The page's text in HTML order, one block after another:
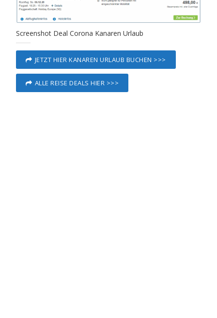
Screenshot Deal Corona Kanaren Urlaub
JETZT HIER KANAREN URLAUB BUCHEN >>>
ALLE REISE DEALS HIER >>>